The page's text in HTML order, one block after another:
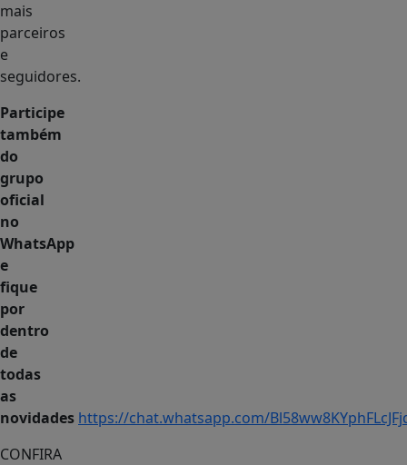
mais
parceiros
e
seguidores.
Participe
também
do
grupo
oficial
no
WhatsApp
e
fique
por
dentro
de
todas
as
novidades https://chat.whatsapp.com/
CONFIRA